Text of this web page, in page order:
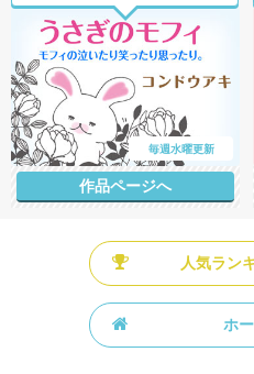
毎週水曜更新
作品ページへ
人気ラン
ホ